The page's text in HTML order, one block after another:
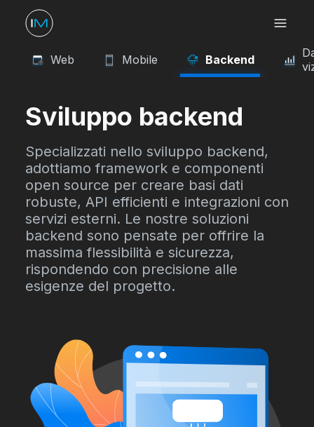
Web Mobile Backend
Sviluppo backend
Specializzati nello sviluppo backend,
adottiamo framework e componenti
open source per creare basi dati
robuste, API efficienti e integrazioni con
servizi esterni. Le nostre soluzioni
backend sono pensate per offrire la
massima flessibilità e sicurezza,
rispondendo con precisione alle
esigenze del progetto.